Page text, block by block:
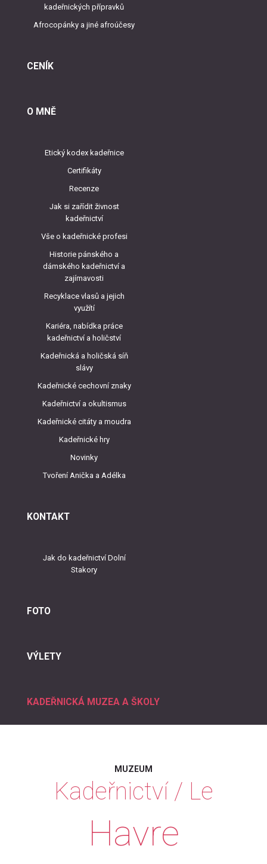
kadeřnických přípravků
Afrocopánky a jiné afroúčesy
CENÍK
O MNĚ
Etický kodex kadeřnice
Certifikáty
Recenze
Jak si zařídit živnost
kadeřnictví
Vše o kadeřnické profesi
Historie pánského a
dámského kadeřnictví a
zajímavosti
Recyklace vlasů a jejich
využítí
Kariéra, nabídka práce
kadeřnictví a holičství
Kadeřnická a holičská síň
slávy
Kadeřnické cechovní znaky
Kadeřnictví a okultismus
Kadeřnické citáty a moudra
Kadeřnické hry
Novinky
Tvoření Anička a Adélka
KONTAKT
Jak do kadeřnictví Dolní
Stakory
FOTO
VÝLETY
KADEŘNICKÁ MUZEA A ŠKOLY
MUZEUM
Kadeřnictví / Le
Havre